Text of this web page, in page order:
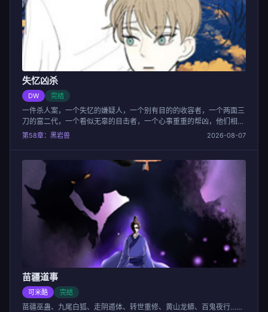
失忆凶杀
DW 完结
一件杀人案，一个失忆的嫌疑人，一个别有目的的收容者，一个两面三
刀的富二代，一个看似无辜的目击者，一个心事重重的帮凶，他们相互
遮掩又相互牵连，到底事实的真相是什么样的？记住，一场雪崩中，没
第58章：黑岩兽 2026-08-07
苗疆道事
可米酷 完结
苗疆巫蛊、九尾白狐、走阴遁体、转世重修、黄山龙蟒、百鬼夜行……